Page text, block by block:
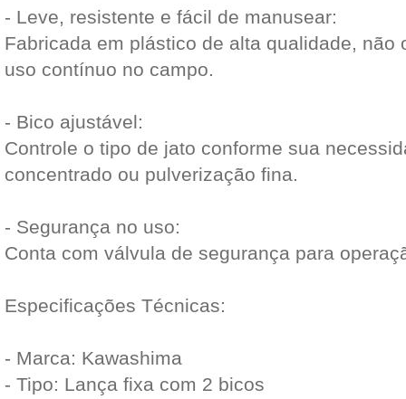
- Leve, resistente e fácil de manusear:
Fabricada em plástico de alta qualidade, não
uso contínuo no campo.
- Bico ajustável:
Controle o tipo de jato conforme sua
concentrado ou pulverização fina.
- Segurança no uso:
Conta com válvula de segurança para
Especificações Técnicas:
- Marca: Kawashima
- Tipo: Lança fixa com 2 bicos